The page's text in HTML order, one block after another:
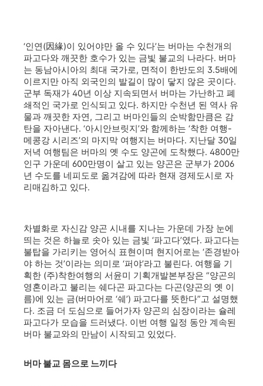
‘인연(因緣)이 있어야만 올 수 있다’는 버마는 수천개의
파고다와 깨끗한 호수가 있는 금빛 불교의 나라다. 버마
는 동남아시아의 최대 국가로, 면적이 한반도의 3.5배에
이르지만 아직 외국인의 발길이 많이 닿지 않은 곳이다.
군부 독재가 40년 이상 지속되면서 버마는 가난하고 폐
쇄적인 국가로 인식되고 있다. 하지만 수천년 된 역사 유
물과 깨끗한 자연, 그리고 버마인들의 순박함만큼은 감
탄을 자아낸다. ‘아시안브릿지’와 함께하는 ‘착한 여행-
메콩강 시리즈’의 마지막 여행지는 버마다. 지난달 30일
저녁 여행팀은 버마의 옛 수도 양곤에 도착했다. 4800만
인구 가운데 600만명이 살고 있는 양곤은 군부가 2006
년 수도를 네피도로 옮겨감에 따라 현재 경제도시로 자
리매김하고 있다.
차별화로 자신감 양곤 시내를 지나는 가운데 가장 눈에
띄는 것은 하늘로 솟아 있는 금빛 ‘파고다’였다. 파고다는
불탑을 가리키는 영어식 표현이며 현지어로는 ‘존경받아
야 하는 것’이라는 의미로 ‘퍼야’라고 불린다. 여행을 기
획한 (주)착한여행의 서윤미 기획개발본부장은 “양곤의
영혼이라고 불리는 쉐다곤 파고다는 다곤(양곤의 옛 이
름)에 있는 금(버마어로 ‘쉐’) 파고다를 뜻한다”고 설명했
다. 조금 더 도심으로 들어가자 양곤의 심장이라는 슐레
파고다가 모습을 드러냈다. 이번 여행 일정 동안 계속된
버마 불교와의 만남이 시작되고 있었다.
버마 불교 몸으로 느끼다